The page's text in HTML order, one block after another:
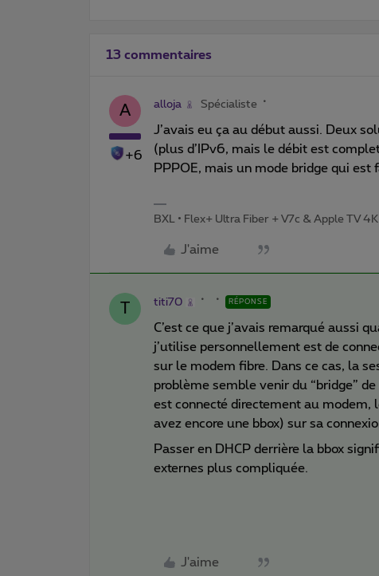
13 commentaires
A
+6
alloja Spécialiste
J’avais eu ça au début aussi. Deux
(plus d’IPv6, mais le débit est
PPPOE, mais un mode bridge qui est
BXL • Flex+ Ultra Fiber + V7c & Apple TV
J'aime
T titi70 RÉPONSE
C’est ce que j’avais remarqué aussi
j’utilise personnellement est de
sur le modem fibre. Dans ce cas, la
problème semble venir du “bridge”
est connecté directement au
avez encore une bbox) sur sa
Passer en DHCP derrière la bbox
externes plus compliquée.
J'aime